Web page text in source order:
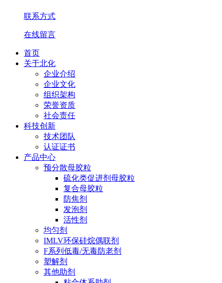
联系方式
在线留言
首页
关于北化
企业介绍
企业文化
组织架构
荣誉资质
社会责任
科技创新
技术团队
认证证书
产品中心
预分散母胶粒
硫化类促进剂母胶粒
复合母胶粒
防焦剂
发泡剂
活性剂
均匀剂
IMLV环保硅烷偶联剂
F系列低毒/无毒防老剂
塑解剂
其他助剂